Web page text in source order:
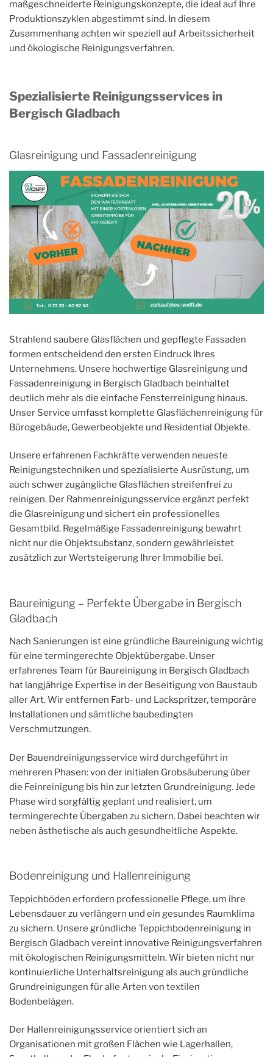
maßgeschneiderte Reinigungskonzepte, die ideal auf Ihre
Produktionszyklen abgestimmt sind. In diesem
Zusammenhang achten wir speziell auf Arbeitssicherheit
und ökologische Reinigungsverfahren.
Spezialisierte Reinigungsservices in
Bergisch Gladbach
Glasreinigung und Fassadenreinigung
Strahlend saubere Glasflächen und gepflegte Fassaden
formen entscheidend den ersten Eindruck Ihres
Unternehmens. Unsere hochwertige Glasreinigung und
Fassadenreinigung in Bergisch Gladbach beinhaltet
deutlich mehr als die einfache Fensterreinigung hinaus.
Unser Service umfasst komplette Glasflächenreinigung für
Bürogebäude, Gewerbeobjekte und Residential Objekte.
Unsere erfahrenen Fachkräfte verwenden neueste
Reinigungstechniken und spezialisierte Ausrüstung, um
auch schwer zugängliche Glasflächen streifenfrei zu
reinigen. Der Rahmenreinigungsservice ergänzt perfekt
die Glasreinigung und sichert ein professionelles
Gesamtbild. Regelmäßige Fassadenreinigung bewahrt
nicht nur die Objektsubstanz, sondern gewährleistet
zusätzlich zur Wertsteigerung Ihrer Immobilie bei.
Baureinigung – Perfekte Übergabe in Bergisch
Gladbach
Nach Sanierungen ist eine gründliche Baureinigung wichtig
für eine termingerechte Objektübergabe. Unser
erfahrenes Team für Baureinigung in Bergisch Gladbach
hat langjährige Expertise in der Beseitigung von Baustaub
aller Art. Wir entfernen Farb- und Lackspritzer, temporäre
Installationen und sämtliche baubedingten
Verschmutzungen.
Der Bauendreinigungsservice wird durchgeführt in
mehreren Phasen: von der initialen Grobsäuberung über
die Feinreinigung bis hin zur letzten Grundreinigung. Jede
Phase wird sorgfältig geplant und realisiert, um
termingerechte Übergaben zu sichern. Dabei beachten wir
neben ästhetische als auch gesundheitliche Aspekte.
Bodenreinigung und Hallenreinigung
Teppichböden erfordern professionelle Pflege, um ihre
Lebensdauer zu verlängern und ein gesundes Raumklima
zu sichern. Unsere gründliche Teppichbodenreinigung in
Bergisch Gladbach vereint innovative Reinigungsverfahren
mit ökologischen Reinigungsmitteln. Wir bieten nicht nur
kontinuierliche Unterhaltsreinigung als auch gründliche
Grundreinigungen für alle Arten von textilen
Bodenbelägen.
Der Hallenreinigungsservice orientiert sich an
Organisationen mit großen Flächen wie Lagerhallen,